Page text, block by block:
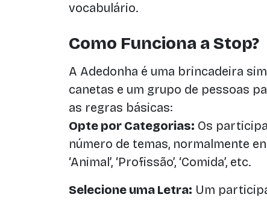
vocabulário.
Como Funciona a Stop?
A Adedonha é uma brincadeira
canetas e um grupo de pessoas
as regras básicas:
Opte por Categorias: Os
número de temas, normalmente
‘Animal’, ‘Profissão’, ‘Comida’, etc.
Selecione uma Letra: Um